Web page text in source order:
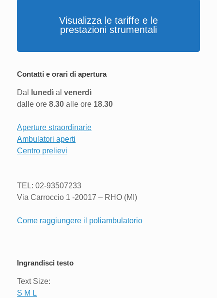
Visualizza le tariffe e le
prestazioni strumentali
Contatti e orari di apertura
Dal lunedì al venerdì
dalle ore 8.30 alle ore 18.30
Aperture straordinarie
Ambulatori aperti
Centro prelievi
TEL: 02-93507233
Via Carroccio 1 -20017 – RHO (MI)
Come raggiungere il poliambulatorio
Ingrandisci testo
Text Size:
S M L